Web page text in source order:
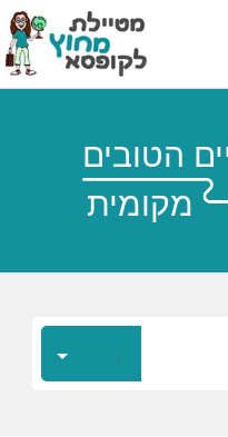
הטובים
מקומית